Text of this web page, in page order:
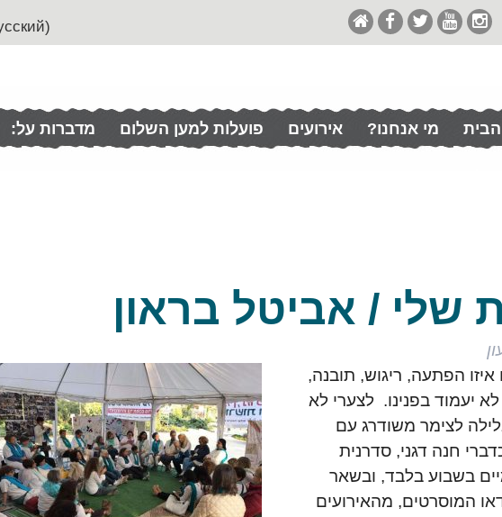
(English (& Francais / Español / Italian / Pусский
מי אנחנו? אירועים פועלות למען השלום מדברות על:
שלי / אביטל בראון
איזו הפתעה, ריגוש, תובנה,
יעמוד בפנינו. לצערי לא
לצימר משודרג עם
חנה דגני, סדרנית
בשבוע בלבד, ובשאר
המוסרטים, מהאירועים